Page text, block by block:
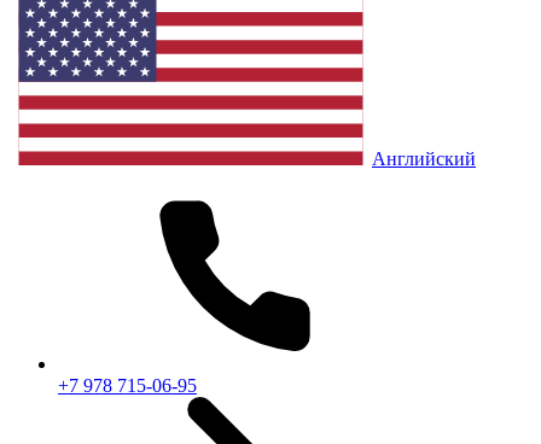
Английский
+7 978 715-06-95